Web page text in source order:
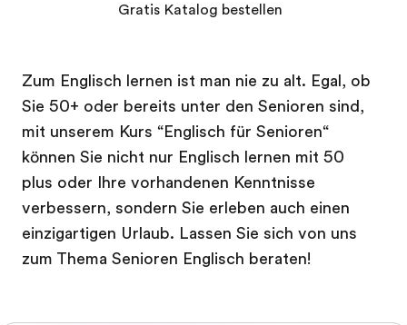
Zum Englisch lernen ist man nie zu alt. Egal, ob
Sie 50+ oder bereits unter den Senioren sind,
mit unserem Kurs “Englisch für Senioren“
können Sie nicht nur Englisch lernen mit 50
plus oder Ihre vorhandenen Kenntnisse
verbessern, sondern Sie erleben auch einen
einzigartigen Urlaub. Lassen Sie sich von uns
zum Thema Senioren Englisch beraten!
Gratis Katalog bestellen